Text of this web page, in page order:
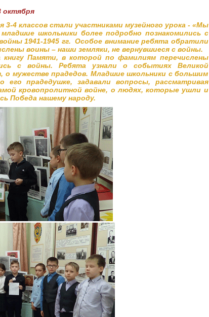
октября
4 классов стали участниками музейного урока - «Мы
школьники более подробно познакомились с
1941-1945 гг. Особое внимание ребята обратили
воины – наши земляки, не вернувшиеся с войны.
Памяти, в которой по фамилиям перечислены
с войны. Ребята узнали о событиях Великой
мужестве прадедов. Младшие школьники с большим
его прадедушке, задавали вопросы, рассматривая
кровопролитной войне, о людях, которые ушли и
Победа нашему народу.